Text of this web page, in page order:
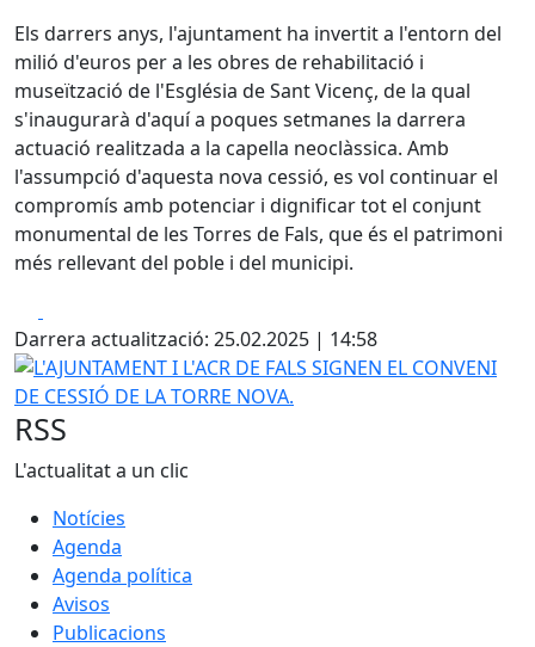
Els darrers anys, l'ajuntament ha invertit a l'entorn del
milió d'euros per a les obres de rehabilitació i
museïtzació de l'Església de Sant Vicenç, de la qual
s'inaugurarà d'aquí a poques setmanes la darrera
actuació realitzada a la capella neoclàssica. Amb
l'assumpció d'aquesta nova cessió, es vol continuar el
compromís amb potenciar i dignificar tot el conjunt
monumental de les Torres de Fals, que és el patrimoni
més rellevant del poble i del municipi.
Darrera actualització: 25.02.2025 | 14:58
L'AJUNTAMENT I L'ACR DE FALS SIGNEN EL CONVENI DE
RSS
L'actualitat a un clic
Notícies
Agenda
Agenda política
Avisos
Publicacions